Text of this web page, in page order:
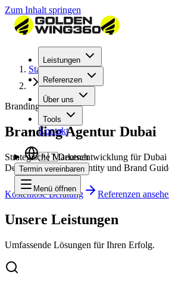
Zum Inhalt springen
Leistungen
Referenzen
Über uns
Tools
Kontakt
🇦🇹Deutsch
Termin vereinbaren
Menü öffnen
Startseite
Dubai
Branding Dubai
Branding Agentur Dubai
Strategische Markenentwicklung für
Design, Corporate Identity und Brand
Kostenlose Beratung Referenzen
Unsere Leistungen
Umfassende Lösungen für Ihren Erfolg.